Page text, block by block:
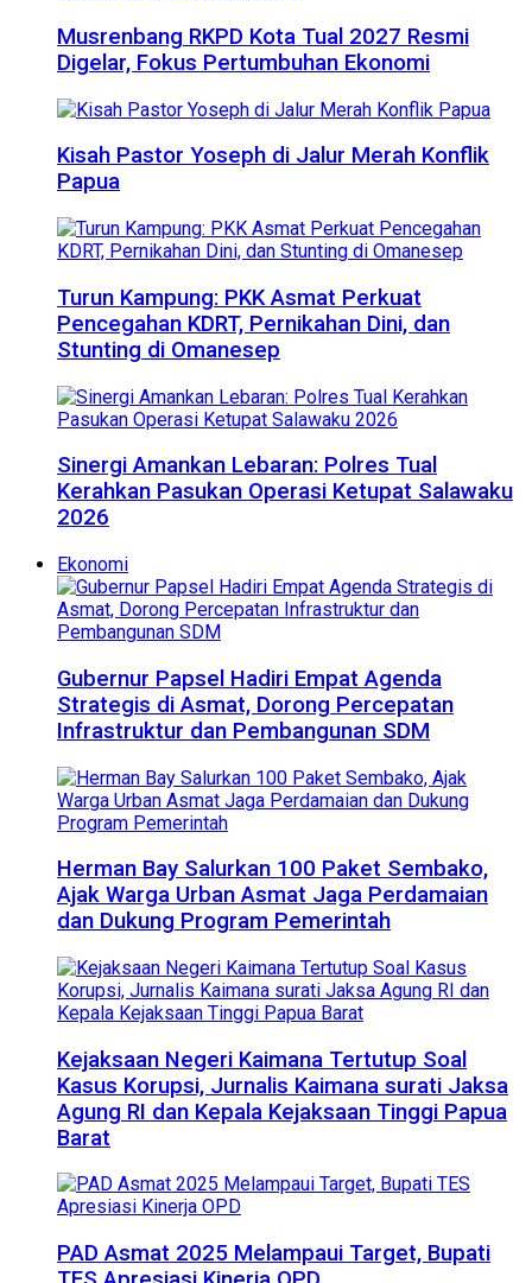
Musrenbang RKPD Kota Tual 2027 Resmi
Digelar, Fokus Pertumbuhan Ekonomi
Kisah Pastor Yoseph di Jalur Merah Konflik
Papua
Turun Kampung: PKK Asmat Perkuat
Pencegahan KDRT, Pernikahan Dini, dan
Stunting di Omanesep
Sinergi Amankan Lebaran: Polres Tual
Kerahkan Pasukan Operasi Ketupat Salawaku
2026
Ekonomi
Gubernur Papsel Hadiri Empat Agenda
Strategis di Asmat, Dorong Percepatan
Infrastruktur dan Pembangunan SDM
Herman Bay Salurkan 100 Paket Sembako,
Ajak Warga Urban Asmat Jaga Perdamaian
dan Dukung Program Pemerintah
Kejaksaan Negeri Kaimana Tertutup Soal
Kasus Korupsi, Jurnalis Kaimana surati Jaksa
Agung RI dan Kepala Kejaksaan Tinggi Papua
Barat
PAD Asmat 2025 Melampaui Target, Bupati